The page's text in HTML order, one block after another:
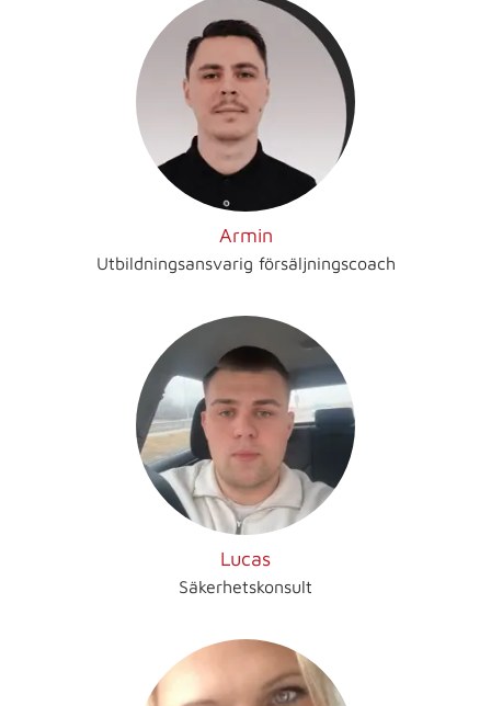
Armin
Utbildningsansvarig försäljningscoach
Lucas
Säkerhetskonsult